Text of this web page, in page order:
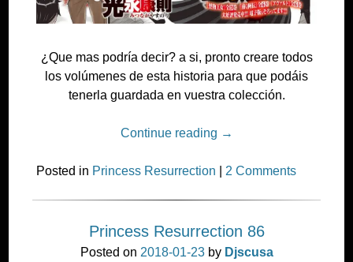
¿Que mas podría decir? a si, pronto creare todos
los volúmenes de esta historia para que podáis
tenerla guardada en vuestra colección.
Continue reading →
Posted in Princess Resurrection 2 Comments
Princess Resurrection 86
Posted on 2018-01-23by Djscusa